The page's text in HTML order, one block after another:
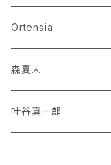
Ortensia
森夏未
叶谷真一郎